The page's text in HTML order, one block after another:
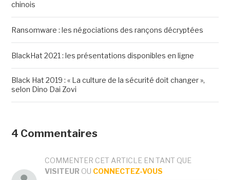
chinois
Ransomware : les négociations des rançons décryptées
BlackHat 2021 : les présentations disponibles en ligne
Black Hat 2019 : « La culture de la sécurité doit changer »,
selon Dino Dai Zovi
4 Commentaires
COMMENTER CET ARTICLE EN TANT QUE
VISITEUR OU CONNECTEZ-VOUS